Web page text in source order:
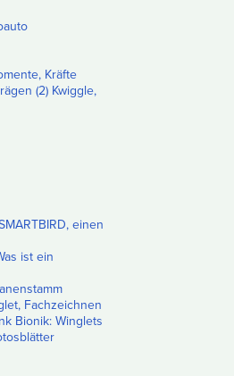
Kräfte
(2) Kwiggle,
einen
ist ein
Fachzeichnen
Bionik: Winglets